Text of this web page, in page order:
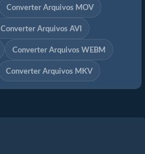
Converter Arquivos MOV
Converter Arquivos AVI
Converter Arquivos WEBM
Converter Arquivos MKV